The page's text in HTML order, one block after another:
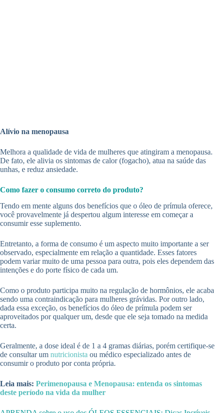
Alívio na menopausa
Melhora a qualidade de vida de mulheres que atingiram a menopausa.
De fato, ele alivia os sintomas de calor (fogacho), atua na saúde das
unhas, e reduz ansiedade.
Como fazer o consumo correto do produto?
Tendo em mente alguns dos benefícios que o óleo de prímula oferece,
você provavelmente já despertou algum interesse em começar a
consumir esse suplemento.
Entretanto, a forma de consumo é um aspecto muito importante a ser
observado, especialmente em relação a quantidade. Esses fatores
podem variar muito de uma pessoa para outra, pois eles dependem das
intenções e do porte físico de cada um.
Como o produto participa muito na regulação de hormônios, ele acaba
sendo uma contraindicação para mulheres grávidas. Por outro lado,
dada essa exceção, os benefícios do óleo de prímula podem ser
aproveitados por qualquer um, desde que ele seja tomado na medida
certa.
Geralmente, a dose ideal é de 1 a 4 gramas diárias, porém certifique-se
de consultar um nutricionista ou médico especializado antes de
consumir o produto por conta própria.
Leia mais: Perimenopausa e Menopausa: entenda os sintomas
deste período na vida da mulher